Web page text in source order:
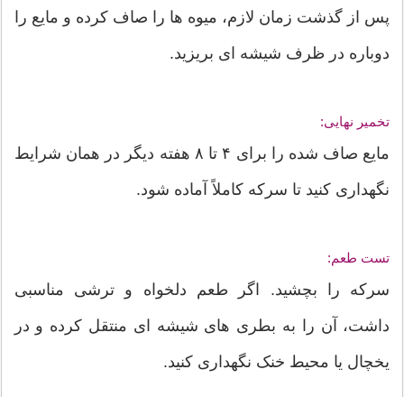
پس از گذشت زمان لازم، میوه ها را صاف کرده و مایع را
دوباره در ظرف شیشه ای بریزید.
تخمیر نهایی:
مایع صاف شده را برای ۴ تا ۸ هفته دیگر در همان شرایط
نگهداری کنید تا سرکه کاملاً آماده شود.
تست طعم:
سرکه را بچشید. اگر طعم دلخواه و ترشی مناسبی
داشت، آن را به بطری های شیشه ای منتقل کرده و در
یخچال یا محیط خنک نگهداری کنید.